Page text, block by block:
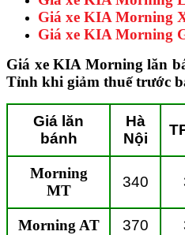
Giá xe KIA Morning
Giá xe KIA Morning
Giá xe KIA Morning lăn
Tỉnh khi giảm thuế trước
Giá lăn
bánh
Hà
Nội
Morning
MT
340
Morning AT 370